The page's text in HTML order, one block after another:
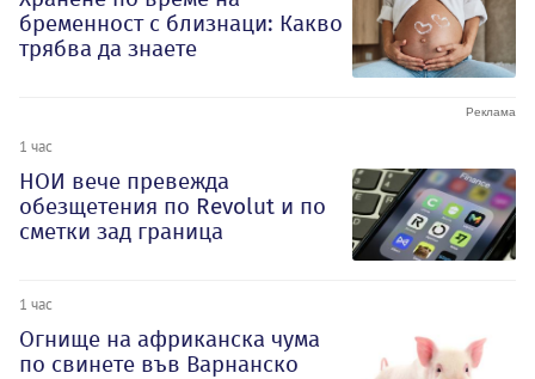
бременност с близнаци: Какво
трябва да знаете
1 час
НОИ вече превежда
обезщетения по Revolut и по
сметки зад граница
1 час
Огнище на африканска чума
по свинете във Варнанско